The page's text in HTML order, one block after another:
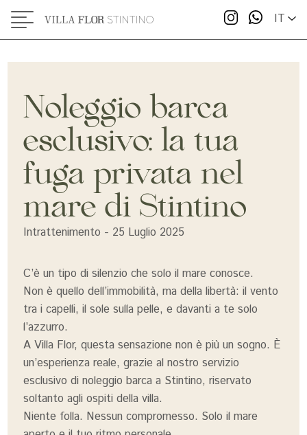
IT
Noleggio barca
esclusivo: la tua
fuga privata nel
mare di Stintino
Intrattenimento - 25 Luglio 2025
C’è un tipo di silenzio che solo il mare conosce.
Non è quello dell’immobilità, ma della libertà: il vento
tra i capelli, il sole sulla pelle, e davanti a te solo
l’azzurro.
A Villa Flor, questa sensazione non è più un sogno. È
un’esperienza reale, grazie al nostro servizio
esclusivo di noleggio barca a Stintino, riservato
soltanto agli ospiti della villa.
Niente folla. Nessun compromesso. Solo il mare